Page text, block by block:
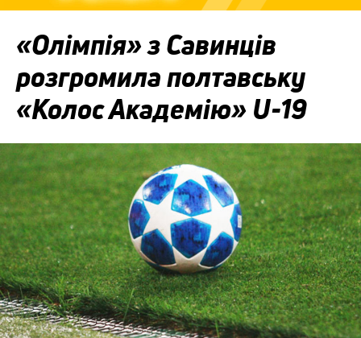
«Олімпія» з Савинців
розгромила полтавську
«Колос Академію» U-19